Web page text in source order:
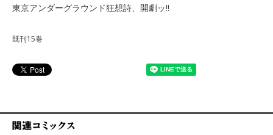
東京アンダーグラウンド狂想詩、開劇ッ!!
既刊15巻